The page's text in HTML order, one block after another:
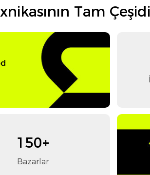
Tam
150+
Bazarlar